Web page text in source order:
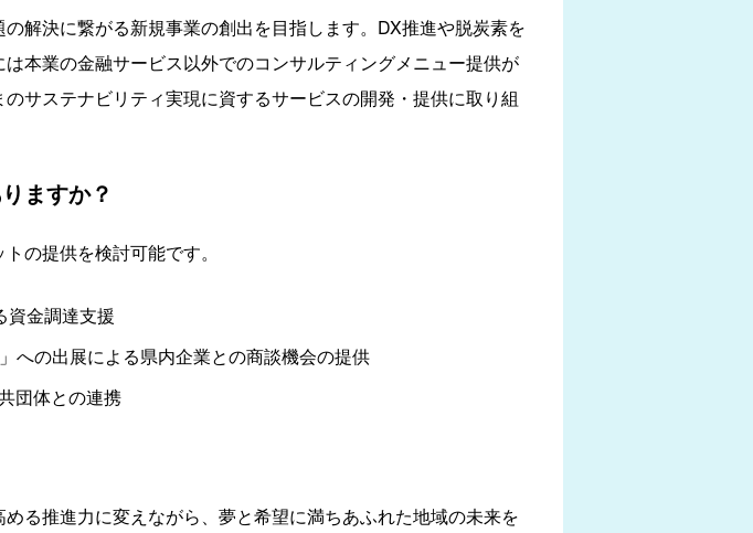
解決に繋がる新規事業の創出を目指します。DX推進や脱炭素を
本業の金融サービス以外でのコンサルティングメニュー提供が
サステナビリティ実現に資するサービスの開発・提供に取り組
ますか？
の提供を検討可能です。
資金調達支援
への出展による県内企業との商談機会の提供
団体との連携
る推進力に変えながら、夢と希望に満ちあふれた地域の未来を